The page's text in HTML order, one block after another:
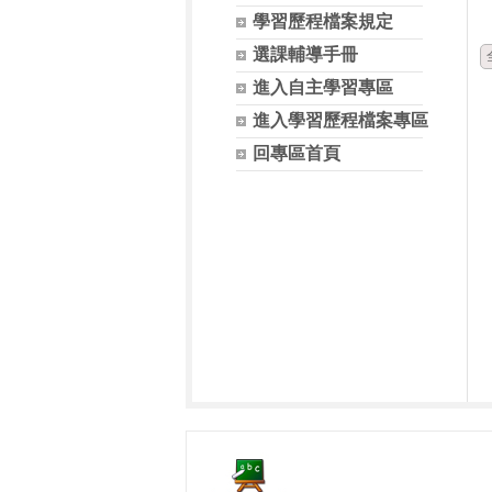
學習歷程檔案規定
選課輔導手冊
進入自主學習專區
進入學習歷程檔案專區
回專區首頁